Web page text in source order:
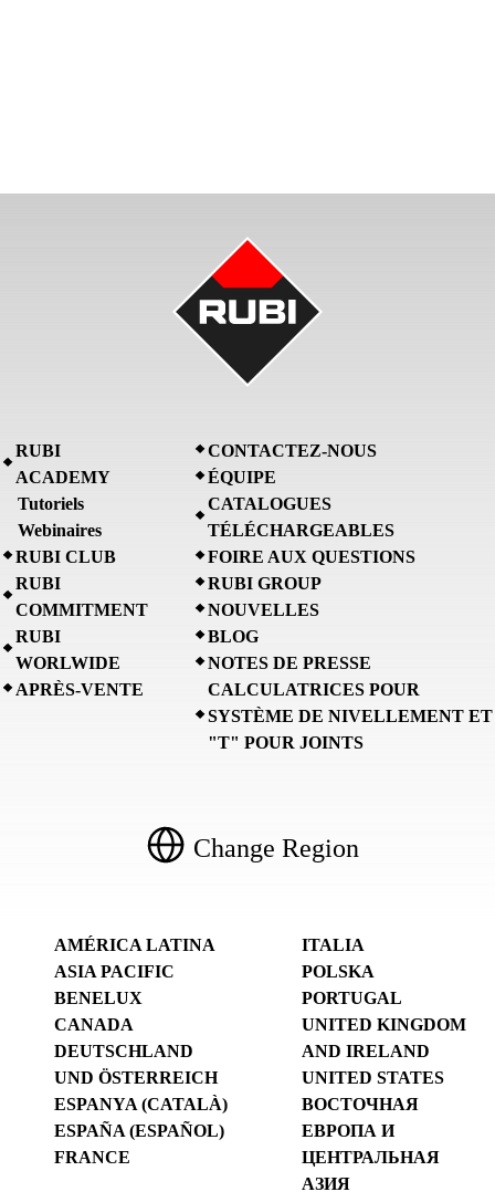
RUBI
ACADEMY
Tutoriels
Webinaires
RUBI CLUB
RUBI
COMMITMENT
RUBI
WORLWIDE
APRÈS-VENTE
CONTACTEZ-NOUS
ÉQUIPE
CATALOGUES
TÉLÉCHARGEABLES
FOIRE AUX QUESTIONS
RUBI GROUP
NOUVELLES
BLOG
NOTES DE PRESSE
CALCULATRICES POUR
SYSTÈME DE NIVELLEMENT ET
"T" POUR JOINTS
Change Region
AMÉRICA LATINA
ASIA PACIFIC
BENELUX
CANADA
DEUTSCHLAND
UND ÖSTERREICH
ESPANYA (CATALÀ)
ESPAÑA (ESPAÑOL)
FRANCE
ITALIA
POLSKA
PORTUGAL
UNITED KINGDOM
AND IRELAND
UNITED STATES
ВОСТОЧНАЯ
ЕВРОПА И
ЦЕНТРАЛЬНАЯ
АЗИЯ